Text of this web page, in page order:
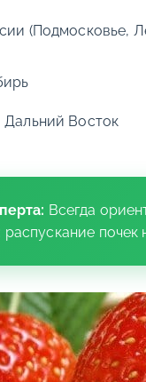
(Подмосковье,
Восток
Всегда
почек